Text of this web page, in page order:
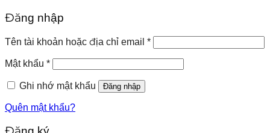
Đăng nhập
Tên tài khoản hoặc địa chỉ email *
Mật khẩu *
Ghi nhớ mật khẩu Đăng nhập
Quên mật khẩu?